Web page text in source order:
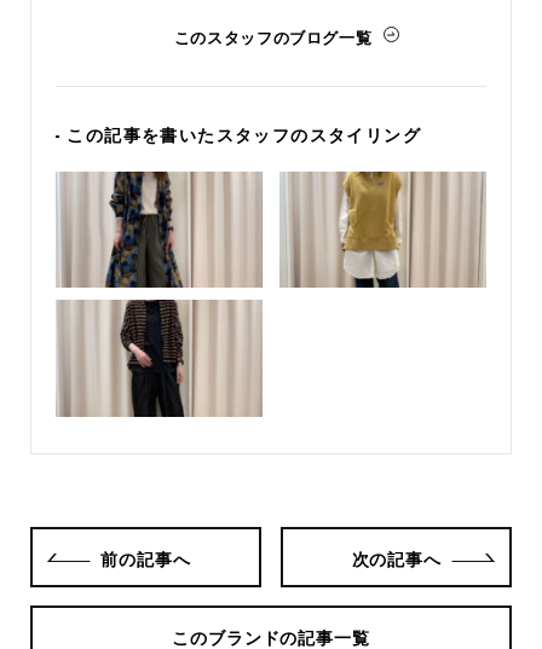
このスタッフのブログ一覧
- この記事を書いたスタッフのスタイリング
前の記事へ 次の記事へ
このブランドの記事一覧